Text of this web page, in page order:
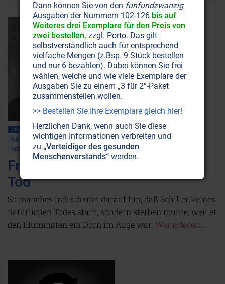
ZEITENSCHRIFT NR. 12
FREIMAUREREI
ILLUMINATEN • BILDERBERGER • GEHEIMLOGEN
NEUE WELTORDNUNG
VERSCHWÖRUNGSTHEORIEN
Friedrich Schillers mysteriöser
Tod
So manches Indiz deutet darauf hin, daß Schiller keines
natürlichen Todes starb, sondern sterben mußte, weil er
den Illuminaten ein Dorn im Auge war. Weiterlesen...
Dann können Sie von den fünfundzwanzig
Ausgaben der Nummern 102-126 bis auf
Weiteres drei Exemplare für den Preis von
zwei bestellen, zzgl. Porto. Das gilt
selbstverständlich auch für entsprechend
vielfache Mengen (z.Bsp. 9 Stück bestellen
und nur 6 bezahlen). Dabei können Sie frei
wählen, welche und wie viele Exemplare der
Ausgaben Sie zu einem „3 für 2“-Paket
zusammenstellen wollen.
>> Bestellen Sie Ihre Exemplare gleich hier!
Herzlichen Dank, wenn auch Sie diese
wichtigen Informationen verbreiten und
zu „Verteidiger des gesunden
Menschenverstands“ werden.